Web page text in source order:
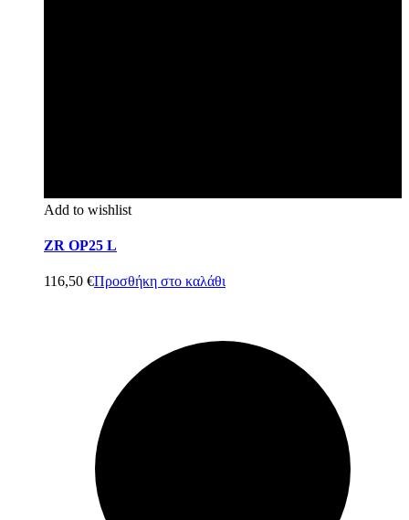
Add to wishlist
ZR OP25 L
116,50 €Προσθήκη στο καλάθι